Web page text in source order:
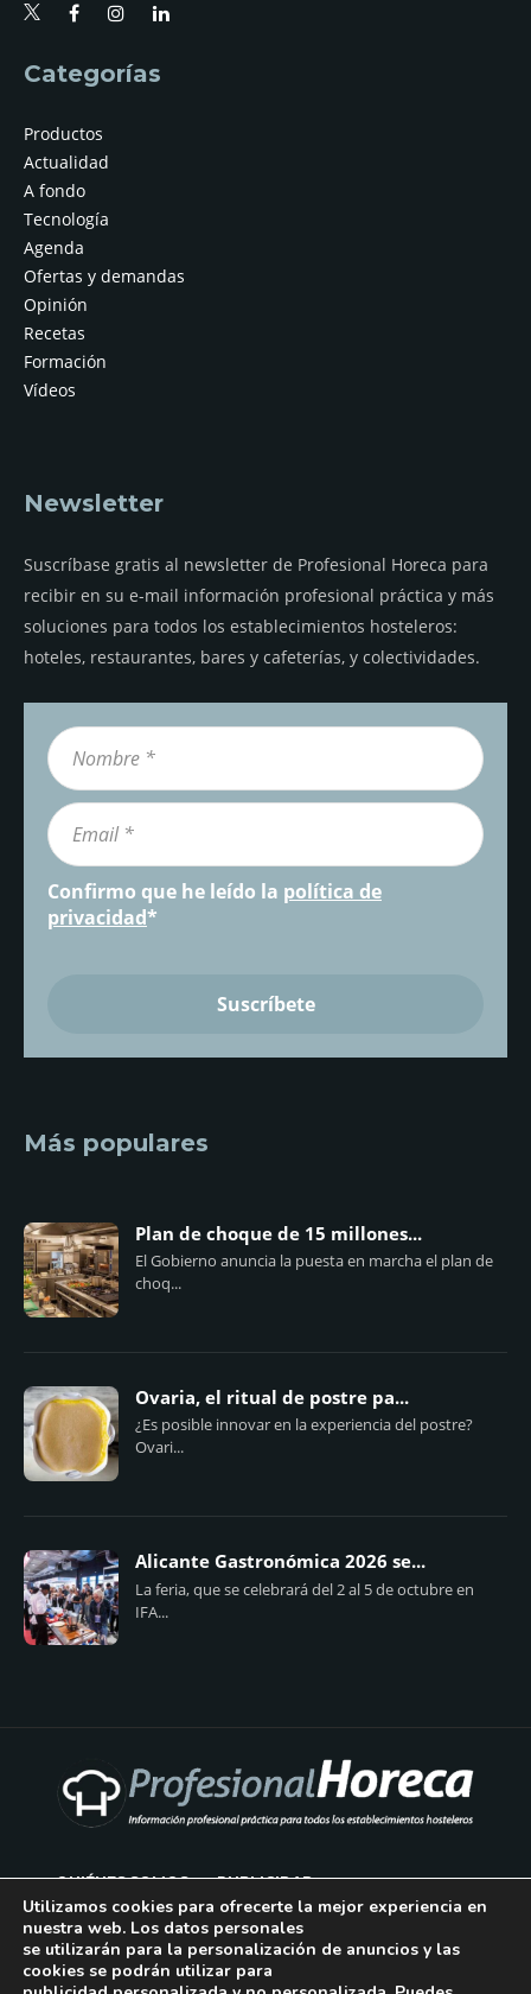
Categorías
Productos
Actualidad
A fondo
Tecnología
Agenda
Ofertas y demandas
Opinión
Recetas
Formación
Vídeos
Newsletter
Suscríbase gratis al newsletter de Profesional Horeca para
recibir en su e-mail información profesional práctica y más
soluciones para todos los establecimientos hosteleros:
hoteles, restaurantes, bares y cafeterías, y colectividades.
Confirmo que he leído la política de
privacidad*
Más populares
Plan de choque de 15 millones...
El Gobierno anuncia la puesta en marcha el plan de
choq...
Ovaria, el ritual de postre pa...
¿Es posible innovar en la experiencia del postre?
Ovari...
Alicante Gastronómica 2026 se...
La feria, que se celebrará del 2 al 5 de octubre en
IFA...
QUIÉNES SOMOS PUBLICIDAD
AVISO LEGAL
POLÍTICA DE COOKIES
Utilizamos cookies para ofrecerte la mejor experiencia en
nuestra web. Los datos personales
se utilizarán para la personalización de anuncios y las
cookies se podrán utilizar para